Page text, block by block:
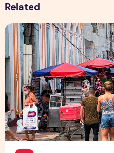
Related
Copa aquece vendas em